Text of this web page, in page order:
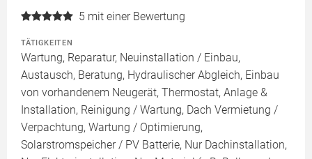
5 mit einer Bewertung
TÄTIGKEITEN
Wartung, Reparatur, Neuinstallation / Einbau,
Austausch, Beratung, Hydraulischer Abgleich, Einbau
von vorhandenem Neugerät, Thermostat, Anlage &
Installation, Reinigung / Wartung, Dach Vermietung /
Verpachtung, Wartung / Optimierung,
Solarstromspeicher / PV Batterie, Nur Dachinstallation,